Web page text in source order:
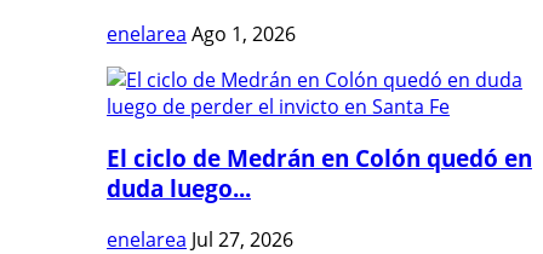
enelarea Ago 1, 2026
El ciclo de Medrán en Colón quedó en
duda luego...
enelarea Jul 27, 2026